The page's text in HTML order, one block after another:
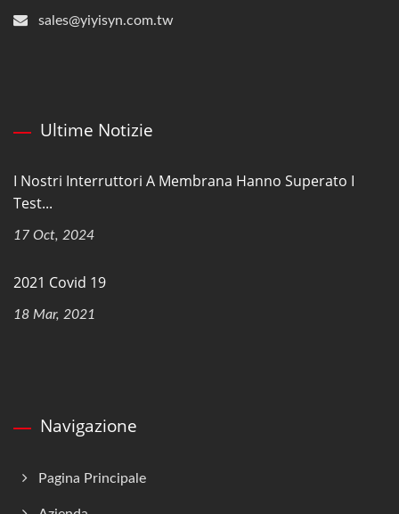
sales@yiyisyn.com.tw
Ultime Notizie
I Nostri Interruttori A Membrana Hanno Superato I
Test...
17 Oct, 2024
2021 Covid 19
18 Mar, 2021
Navigazione
Pagina Principale